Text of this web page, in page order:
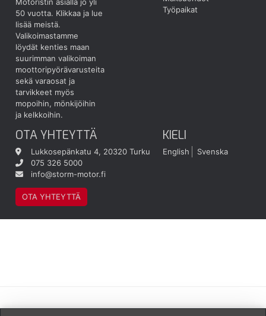
Motoristin asialla jo yli
50 vuotta. Klikkaa ja lue
lisää meistä.
Valikoimastamme
löydät kenties maan
suurimman valikoiman
moottoripyörävarusteita
sekä varaosat ja
tarvikkeet myös
mopoihin, mönkijöihin
ja kelkkoihin.
Työpaikat
OTA YHTEYTTÄ
Lukkosepänkatu 4, 20320 Turku
075 326 5000
info@storm-motor.fi
OTA YHTEYTTÄ
KIELI
English Svenska